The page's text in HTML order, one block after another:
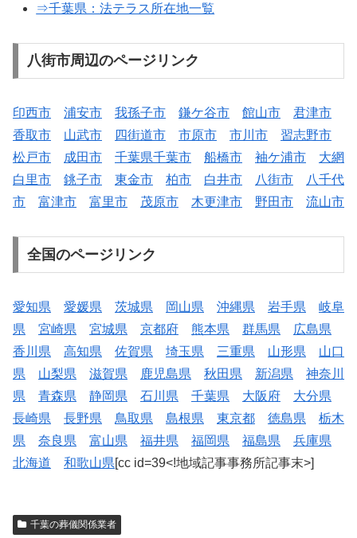
⇒千葉県：法テラス所在地一覧
八街市周辺のページリンク
印西市 浦安市 我孫子市 鎌ケ谷市 館山市
君津市
香取市
山武市 四街道市 市原市 市川市
習志野市
松戸市
成田市 千葉県千葉市 船橋市 袖ケ浦市
大網
白里市
銚子市 東金市 柏市 白井市 八街市
八千代
市
富津市 富里市 茂原市 木更津市 野田市 流山市
全国のページリンク
愛知県 愛媛県 茨城県 岡山県 沖縄県 岩手県
岐阜
県
宮崎県 宮城県 京都府 熊本県 群馬県
広島県
香川県
高知県 佐賀県 埼玉県 三重県 山形県
山口
県
山梨県 滋賀県 鹿児島県 秋田県 新潟県
神奈川
県
青森県 静岡県 石川県 千葉県 大阪府
大分県
長崎県
長野県 鳥取県 島根県 東京都 徳島県
栃木
県
奈良県 富山県 福井県 福岡県 福島県
兵庫県
北海道
和歌山県[cc id=39<!地域記事事務所記事末>]
千葉の葬儀関係業者